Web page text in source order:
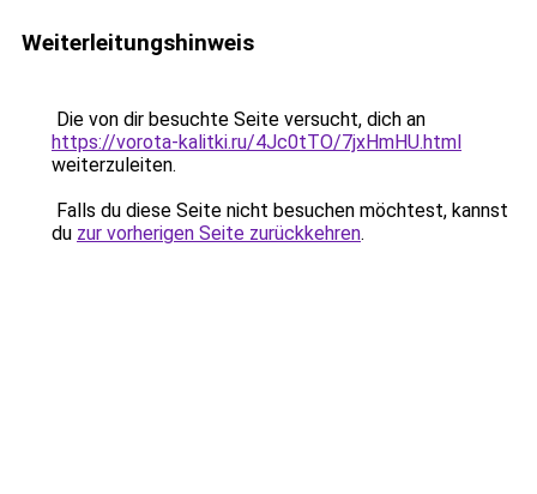
Weiterleitungshinweis
Die von dir besuchte Seite versucht, dich an
https://vorota-kalitki.ru/4Jc0tTO/7jxHmHU.html
weiterzuleiten.
Falls du diese Seite nicht besuchen möchtest, kannst
du zur vorherigen Seite zurückkehren.